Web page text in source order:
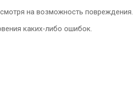
на возможность повреждения.
каких-либо ошибок.